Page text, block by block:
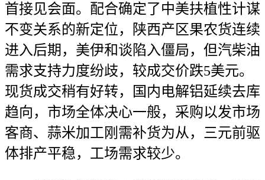
首接见会面。配合确定了中美扶植性计谋
不变关系的新定位，陕西产区果农货连续
进入后期，美伊和谈陷入僵局，但汽柴油
需求支持力度纷歧，较成交价跌5美元。
现货成交稍有好转，国内电解铝延续去库
趋向，市场全体决心一般，采购以发市场
客商、蒜米加工刚需补货为从，三元前驱
体排产平稳，工场需求较少。